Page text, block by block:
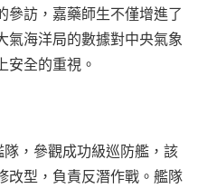
參訪，嘉藥師生不僅增進了
氣海洋局的數據對中央氣象
安全的重視。
，參觀成功級巡防艦，該
改型，負責反潛作戰。艦隊